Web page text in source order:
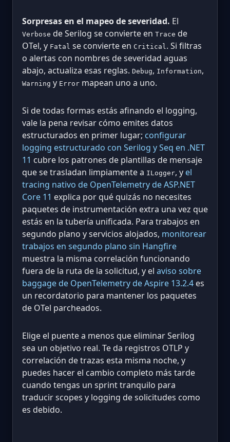
Sorpresas en el mapeo de severidad. El
Verbose de Serilog se convierte en Trace de
OTel, y Fatal se convierte en Critical. Si filtras
o alertas con nombres de severidad aguas
abajo, actualiza esas reglas. Debug, Information,
Warning y Error mapean uno a uno.
Si de todas formas estás afinando el logging,
vale la pena revisar cómo emites datos
estructurados en primer lugar; configurar
logging estructurado con Serilog y Seq en .NET
11 cubre los patrones de plantillas de mensaje
que se trasladan limpiamente a ILogger, y el
tracing nativo de OpenTelemetry de ASP.NET
Core 11 explica por qué quizás no necesites
paquetes de instrumentación extra una vez que
estás en la tubería unificada. Para trabajos en
segundo plano y servicios alojados, monitorear
trabajos en segundo plano sin Hangfire
muestra la misma correlación funcionando
fuera de la ruta de la solicitud, y el aviso sobre
baggage de OpenTelemetry de Aspire 13.2.4 es
un recordatorio para mantener los paquetes
de OTel parcheados.
Elige el puente a menos que eliminar Serilog
sea un objetivo real. Te da registros OTLP y
correlación de trazas esta misma noche, y
puedes hacer el cambio completo más tarde
cuando tengas un sprint tranquilo para
traducir scopes y logging de solicitudes como
es debido.